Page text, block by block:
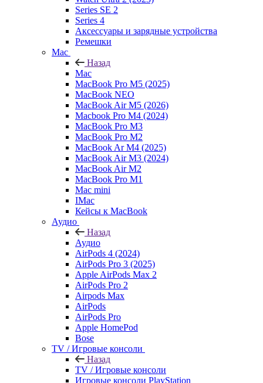
Series SE 2
Series 4
Аксессуары и зарядные устройства
Ремешки
Mac
Назад
Mac
MacBook Pro M5 (2025)
MacBook NEO
MacBook Air M5 (2026)
Macbook Pro M4 (2024)
MacBook Pro M3
MacBook Pro M2
MacBook Ar M4 (2025)
MacBook Air M3 (2024)
MacBook Air M2
MacBook Pro M1
Mac mini
IMac
Кейсы к MacBook
Аудио
Назад
Аудио
AirPods 4 (2024)
AirPods Pro 3 (2025)
Apple AirPods Max 2
AirPods Pro 2
Airpods Max
AirPods
AirPods Pro
Apple HomePod
Bose
TV / Игровые консоли
Назад
TV / Игровые консоли
Игровые консоли PlayStation